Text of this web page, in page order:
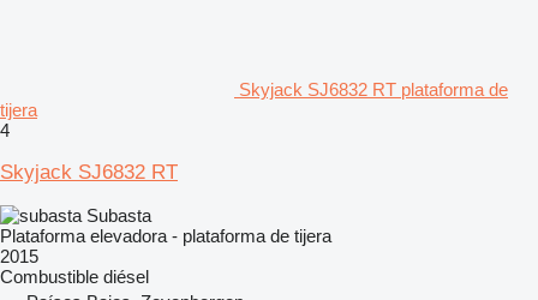
Skyjack SJ6832 RT plataforma de
tijera
4
Skyjack SJ6832 RT
Subasta
Plataforma elevadora - plataforma de tijera
2015
Combustible diésel